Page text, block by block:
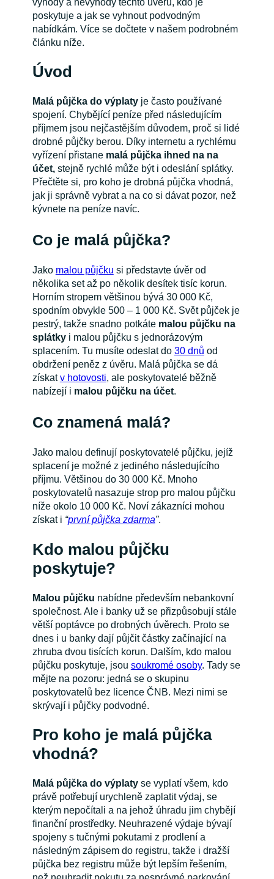
poskytuje a jak se vyhnout podvodným
nabídkám. Více se dočtete v našem podrobném
článku níže.
Úvod
Malá půjčka do výplatyje často používané
spojení. Chybějící peníze před následujícím
příjmem jsou nejčastějším důvodem, proč si lidé
drobné půjčky berou. Díky internetu a rychlému
vyřízení přistanemalá půjčka ihned na na
účet, stejně rychlé může být i odeslání splátky.
Přečtěte si, pro koho je drobná půjčka vhodná,
jak ji správně vybrat a na co si dávat pozor, než
kývnete na peníze navíc.
Co je malá půjčka?
Jako malou půjčku si představte úvěr od
několika set až po několik desítek tisíc korun.
Horním stropem většinou bývá 30 000 Kč,
spodním obvykle 500 – 1 000 Kč. Svět půjček je
pestrý, takže snadno potkáte malou půjčku na
splátkyi malou půjčku s jednorázovým
splacením. Tu musíte odeslat do 30 dnů od
obdržení peněz z úvěru. Malá půjčka se dá
získatv hotovosti, ale poskytovatelé běžně
nabízejí i malou půjčku na účet.
Co znamená malá?
Jako malou definují poskytovatelé půjčku, jejíž
splacení je možné z jediného následujícího
příjmu. Většinou do 30 000 Kč. Mnoho
poskytovatelů nasazuje strop pro malou půjčku
níže okolo 10 000 Kč. Noví zákazníci mohou
získat i “první půjčka zdarma”.
Kdo malou půjčku
poskytuje?
Malou půjčku nabídne především nebankovní
společnost. Ale i banky už se přizpůsobují stále
větší poptávce po drobných úvěrech. Proto se
dnes i u banky dají půjčit částky začínající na
zhruba dvou tisících korun. Dalším, kdo malou
půjčku poskytuje, jsou soukromé osoby. Tady se
mějte na pozoru: jedná se o skupinu
poskytovatelů bez licence ČNB. Mezi nimi se
skrývají i půjčky podvodné.
Pro koho je malá půjčka
vhodná?
Malá půjčka do výplaty se vyplatí všem, kdo
právě potřebují urychleně zaplatit výdaj, se
kterým nepočítali a na jehož úhradu jim chybějí
finanční prostředky. Neuhrazené výdaje bývají
spojeny s tučnými pokutami z prodlení a
následným zápisem do registru, takže i dražší
půjčka bez registru může být lepším řešením,